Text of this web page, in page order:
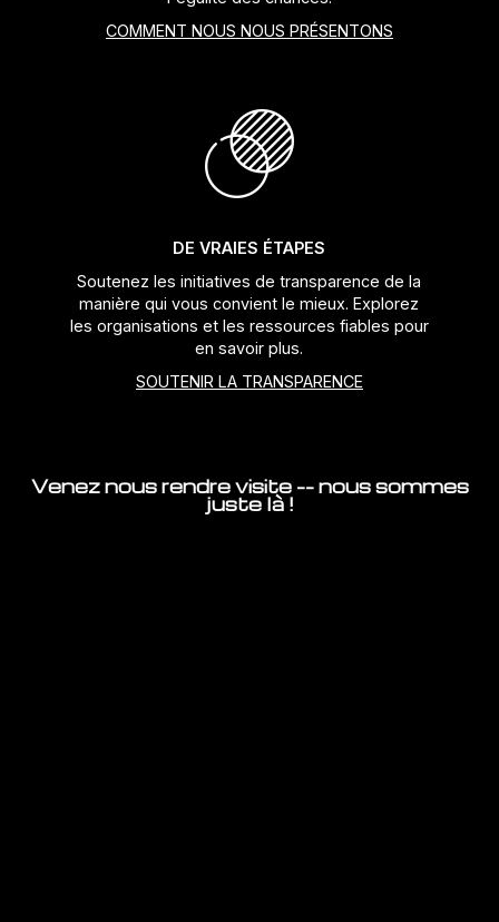
COMMENT NOUS NOUS PRÉSENTONS
DE VRAIES ÉTAPES
Soutenez les initiatives de transparence de la
manière qui vous convient le mieux. Explorez
les organisations et les ressources fiables pour
en savoir plus.
SOUTENIR LA TRANSPARENCE
Venez nous rendre visite -- nous sommes
juste là !